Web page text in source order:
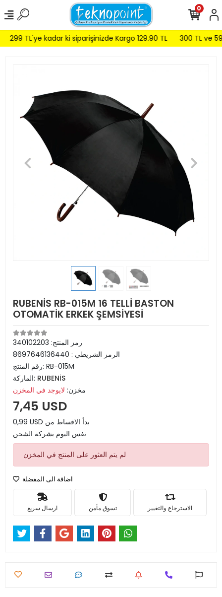
299 TL'ye kadar ki siparişinizde Kargo 129.90 TL 300 TL ve
0
RUBENİS RB-015M 16 TELLİ BASTON
OTOMATİK ERKEK ŞEMSİYESİ
رمز المنتج: 340102203
الرمز الشريطي : 8697646136440
رقم المنتج: RB-015M
الماركة: RUBENİS
مخزن: لايوجد في المخزن
7,45 USD
0,99 USD بدأ الاقساط من
نفس اليوم بشركة الشحن
لم يتم العثور على المنتج في المخزن
اضافة الى المفضلة
ارسال سريع تسوق مأمن الاسترجاع والتغيير